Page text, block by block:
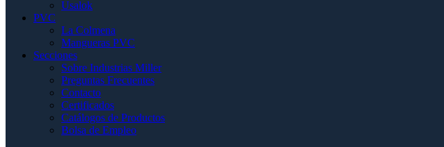
Usalok
PVC
La Colmena
Mangueras PVC
Secciones
Sobre Industrias Miller
Preguntas Frecuentes
Contacto
Certificados
Catálogos de Productos
Bolsa de Empleo